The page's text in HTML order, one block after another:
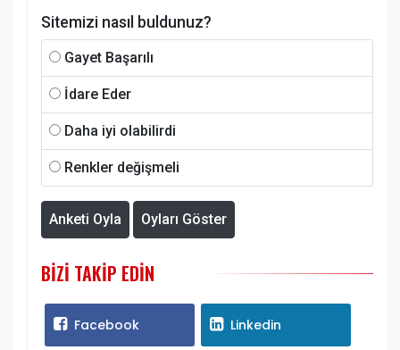
Sitemizi nasıl buldunuz?
Gayet Başarılı
İdare Eder
Daha iyi olabilirdi
Renkler değişmeli
Anketi Oyla Oyları Göster
BIZI TAKIP EDIN
Facebook Linkedin